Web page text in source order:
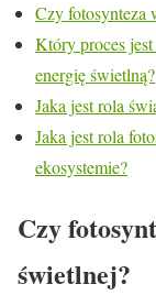
Czy fotosynteza
Który proces
energię świetlną?
Jaka jest rola
Jaka jest rola
ekosystemie?
Czy
świetlnej?